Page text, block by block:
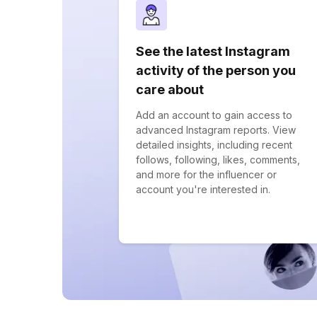
See the latest Instagram
activity of the person you
care about
Add an account to gain access to
advanced Instagram reports. View
detailed insights, including recent
follows, following, likes, comments,
and more for the influencer or
account you're interested in.